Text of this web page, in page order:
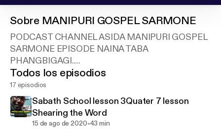
Sobre MANIPURI GOSPEL SARMONE
PODCAST CHANNEL ASIDA MANIPURI GOSPEL
SARMONE EPISODE NAINA TABA
PHANGBIGAGI.
Support this podcast:https://anchor.fm/blessingten
th.in/support
Todos los episodios
17 episodios
Sabath School lesson 3Quater 7 lesson
Shearing the Word
15 de ago de 2020-43 min